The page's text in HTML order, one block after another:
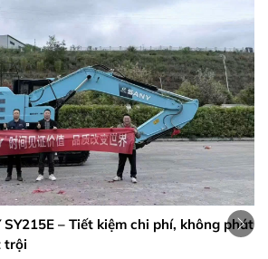
– Tiết kiệm chi phí, không phát
trội